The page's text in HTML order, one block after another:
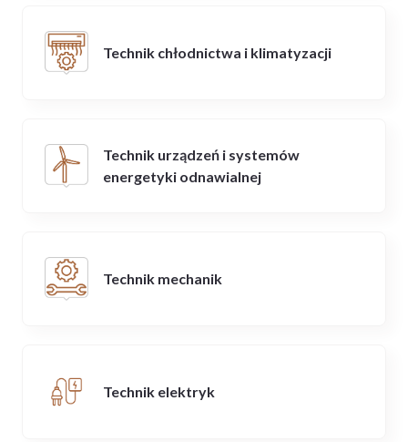
Technik chłodnictwa i klimatyzacji
Technik urządzeń i systemów
energetyki odnawialnej
Technik mechanik
Technik elektryk